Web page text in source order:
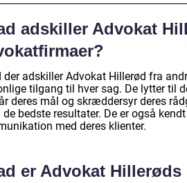
adskiller Advokat
der adskiller Advokat Hillerød fra
tilgang til hver sag. De lytter til
deres mål og skræddersyr deres
de bedste resultater. De er også
med deres klienter.
er Advokat Hillerøds